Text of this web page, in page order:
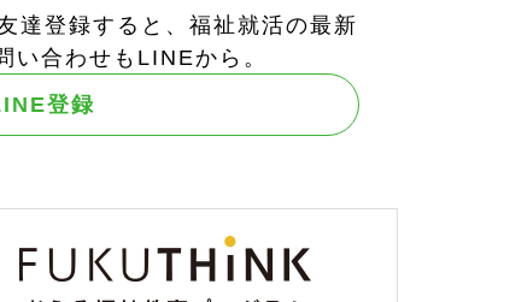
達登録すると、福祉就活の最新
い合わせもLINEから。
登録